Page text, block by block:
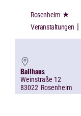
Rosenheim ★
Veranstaltungen |
Ballhaus
Weinstraße 12
83022 Rosenheim